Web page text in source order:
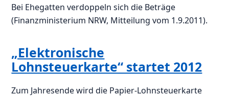
Bei Ehegatten verdoppeln sich die Beträge
(Finanzministerium NRW, Mitteilung vom 1.9.2011).
„Elektronische
Lohnsteuerkarte“ startet 2012
Zum Jahresende wird die Papier-Lohnsteuerkarte